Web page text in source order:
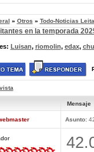
» Otros » Todo-Noticias
en la temporada
Luisan, riomolin, edax,
Mensaje
Asunto: